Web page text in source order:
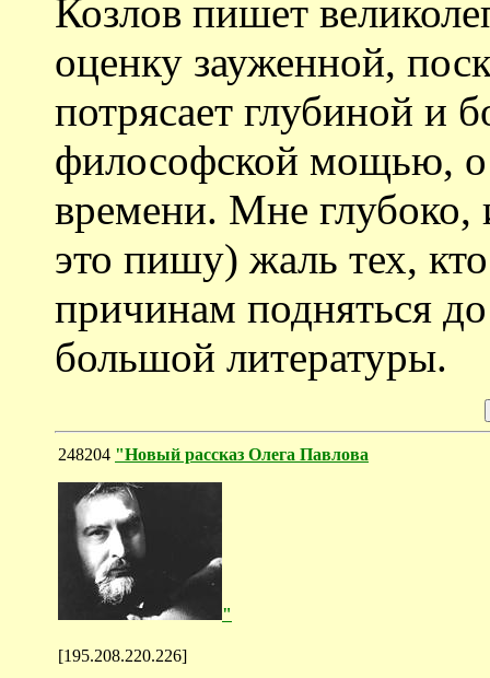
Козлов пишет
оценку зауженной,
потрясает глубиной и
философской мощью, о
времени. Мне глубоко,
это пишу) жаль тех,
причинам подняться
большой литературы.
248204 "Новый рассказ Олега Павлова
"
[195.208.220.226]